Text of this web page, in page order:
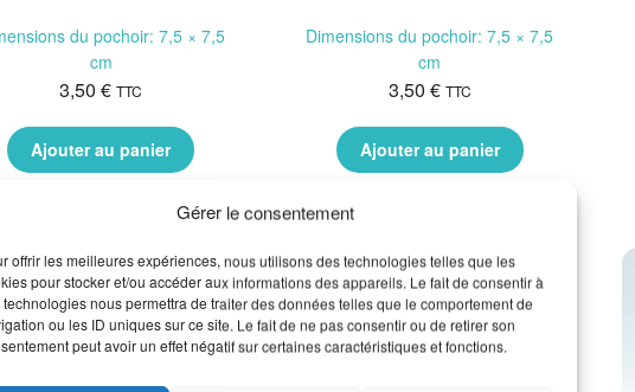
Gérer le consentement
offrir les meilleures expériences, nous utilisons des technologies telles que les
pour stocker et/ou accéder aux informations des appareils. Le fait de consentir à
technologies nous permettra de traiter des données telles que le comportement de
ou les ID uniques sur ce site. Le fait de ne pas consentir ou de retirer son
peut avoir un effet négatif sur certaines caractéristiques et fonctions.
du pochoir: 7,5 × 7,5
cm
3,50€ TTC
Ajouter au panier
Dimensions du pochoir: 7,5 × 7,5
cm
3,50 € TTC
Ajouter au panier